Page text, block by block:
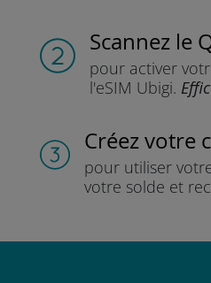
Scannez le
pour activer
l'eSIM Ubigi.
Créez votre
pour utiliser
votre solde et